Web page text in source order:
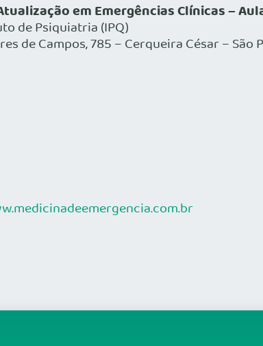
em Emergências Clínicas –
de Psiquiatria (IPQ)
de Campos, 785 – Cerqueira César – São